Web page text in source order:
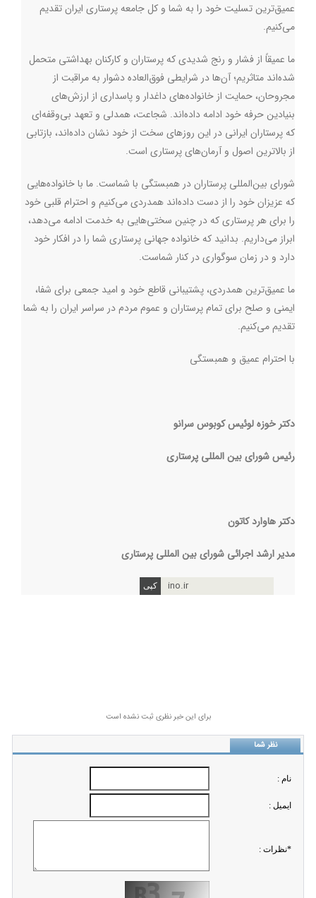
عمیق‌ترین تسلیت خود را به شما و کل جامعه پرستاری ایران تقدیم
می‌کنیم.
ما عمیقاً از فشار و رنج شدیدی که پرستاران و کارکنان بهداشتی متحمل
شده‌اند متاثریم؛ آن‌ها در شرایطی فوق‌العاده دشوار به مراقبت از
مجروحان، حمایت از خانواده‌های داغدار و پاسداری از ارزش‌های
بنیادین حرفه خود ادامه داده‌اند. شجاعت، همدلی و تعهد بی‌وقفه‌ای
که پرستاران ایرانی در این روزهای سخت از خود نشان داده‌اند، بازتابی
از بالاترین اصول و آرمان‌های پرستاری است.
شورای بین‌المللی پرستاران در همبستگی با شماست. ما با خانواده‌هایی
که عزیزان خود را از دست داده‌اند همدردی می‌کنیم و احترام قلبی خود
را برای هر پرستاری که در چنین سختی‌هایی به خدمت ادامه می‌دهد،
ابراز می‌داریم. بدانید که خانواده جهانی پرستاری شما را در افکار خود
دارد و در زمان سوگواری در کنار شماست.
ما عمیق‌ترین همدردی، پشتیبانی قاطع خود و امید جمعی برای شفا،
ایمنی و صلح برای تمام پرستاران و عموم مردم در سراسر ایران را به شما
تقدیم می‌کنیم.
با احترام عمیق و همبستگی
دکتر خوزه لوئیس کوبوس سرانو
رئیس شورای بین المللی پرستاری
دکتر هاوارد کاتون
مدیر ارشد اجرائی شورای بین المللی پرستاری
ino.ir
برای این خبر نظری ثبت نشده است
نظر شما
نام :
ايميل :
*نظرات :